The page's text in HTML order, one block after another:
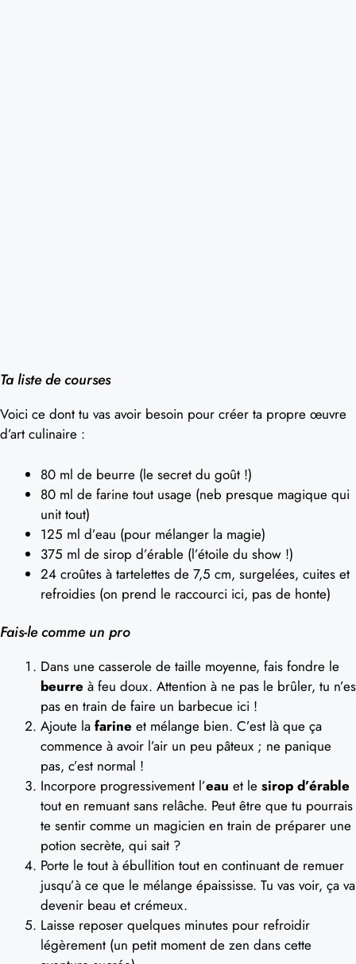
Ta liste de courses
Voici ce dont tu vas avoir besoin pour créer ta propre œuvre
d’art culinaire :
80 ml de beurre (le secret du goût !)
80 ml de farine tout usage (neb presque magique qui
unit tout)
125 ml d’eau (pour mélanger la magie)
375 ml de sirop d’érable (l’étoile du show !)
24 croûtes à tartelettes de 7,5 cm, surgelées, cuites et
refroidies (on prend le raccourci ici, pas de honte)
Fais-le comme un pro
Dans une casserole de taille moyenne, fais fondre le
beurre à feu doux. Attention à ne pas le brûler, tu n’es
pas en train de faire un barbecue ici !
Ajoute la farine et mélange bien. C’est là que ça
commence à avoir l’air un peu pâteux ; ne panique
pas, c’est normal !
Incorpore progressivement l’eau et le sirop d’érable
tout en remuant sans relâche. Peut être que tu pourrais
te sentir comme un magicien en train de préparer une
potion secrète, qui sait ?
Porte le tout à ébullition tout en continuant de remuer
jusqu’à ce que le mélange épaississe. Tu vas voir, ça va
devenir beau et crémeux.
Laisse reposer quelques minutes pour refroidir
légèrement (un petit moment de zen dans cette